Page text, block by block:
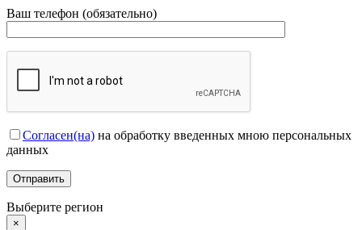
Ваш телефон (обязательно)
Согласен(на) на обработку введенных мною персональных
данных
Выберите регион
×